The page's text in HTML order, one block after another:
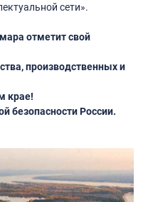
сети».
отметит свой
производственных и
крае!
безопасности России.